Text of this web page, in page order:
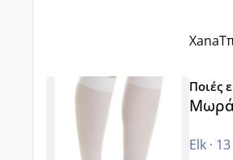
XanaT
Μωράκια Μαΐου 2026 🌸🌻🌹
Ποιές
Elk·